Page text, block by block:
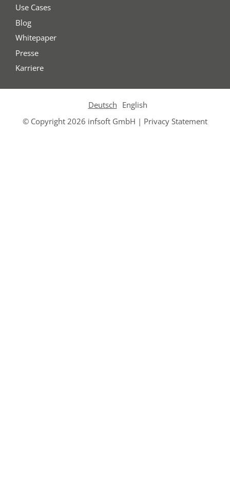
Use Cases
Blog
Whitepaper
Presse
Karriere
Deutsch English
© Copyright 2026 infsoft GmbH | Privacy Statement